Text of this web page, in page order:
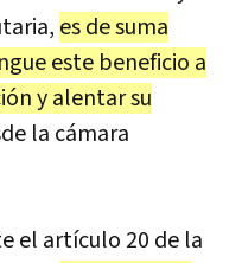
es de suma
este beneficio a
y alentar su
la cámara
el artículo 20 de la